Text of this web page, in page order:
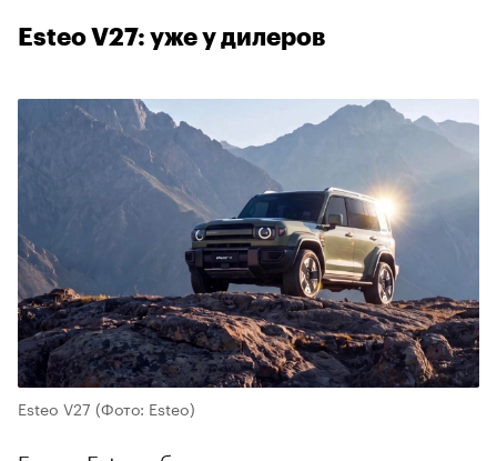
Esteo V27: уже у дилеров
Esteo V27 (Фото: Esteo)